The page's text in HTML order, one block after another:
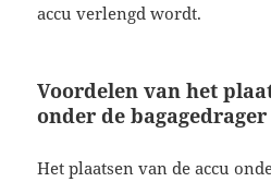
accu verlengd wordt.
Voordelen van het
onder de bagagedrager
Het plaatsen van de accu